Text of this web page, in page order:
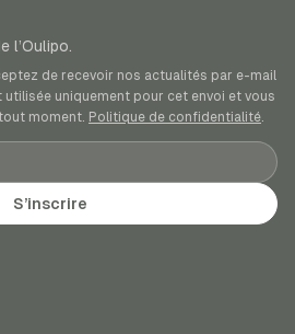
l’Oulipo.
de recevoir nos actualités par e-mail
utilisée uniquement pour cet envoi et vous
moment. Politique de confidentialité.
S’inscrire